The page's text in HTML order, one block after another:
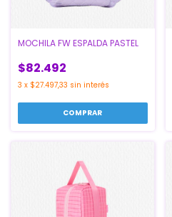
MOCHILA FW ESPALDA PASTEL
$82.492
3 x $27.497,33 sin interés